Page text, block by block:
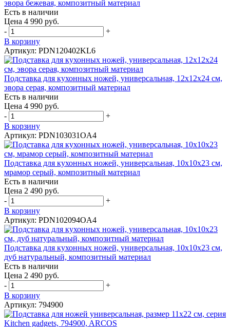
эвора бежевая, композитный материал
Есть в наличии
Цена 4 990 руб.
-
+
В корзину
Артикул: PDN120402KL6
Подставка для кухонных ножей, универсальная, 12х12х24 см,
эвора серая, композитный материал
Есть в наличии
Цена 4 990 руб.
-
+
В корзину
Артикул: PDN103031OA4
Подставка для кухонных ножей, универсальная, 10х10х23 см,
мрамор серый, композитный материал
Есть в наличии
Цена 2 490 руб.
-
+
В корзину
Артикул: PDN102094OA4
Подставка для кухонных ножей, универсальная, 10х10х23 см,
дуб натуральный, композитный материал
Есть в наличии
Цена 2 490 руб.
-
+
В корзину
Артикул: 794900